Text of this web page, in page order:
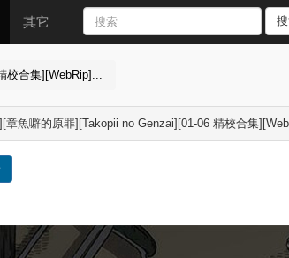
其它
校合集][WebRip]...
章魚噼的原罪][Takopii no Genzai][01-06 精校合集